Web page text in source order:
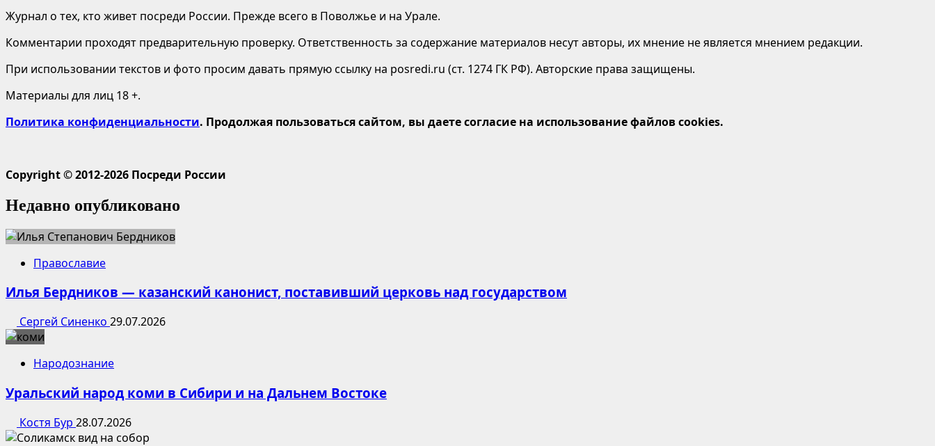
Журнал о тех, кто живет посреди России. Прежде всего в Поволжье и на Урале.
Комментарии проходят предварительную проверку. Ответственность за содержание материалов несут авторы, их мнение не является мнением редакции.
При использовании текстов и фото просим давать прямую ссылку на posredi.ru (ст. 1274 ГК РФ). Авторские права защищены.
Материалы для лиц 18 +.
Политика конфиденциальности. Продолжая пользоваться сайтом, вы даете согласие на использование файлов cookies.
Copyright © 2012-2026 Посреди России
Недавно опубликовано
Православие
Илья Бердников — казанский канонист, поставивший церковь над государством
Сергей Синенко 29.07.2026
Народознание
Уральский народ коми в Сибири и на Дальнем Востоке
Костя Бур 28.07.2026